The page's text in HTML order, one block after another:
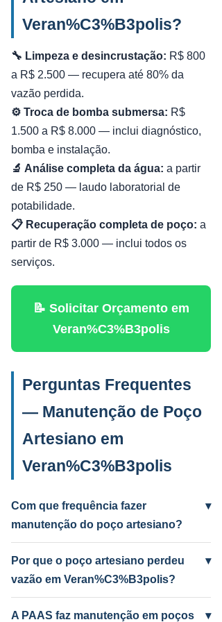
Veran%C3%B3polis?
🔧 Limpeza e desincrustação: R$ 800
a R$ 2.500 — recupera até 80% da
vazão perdida.
⚙️ Troca de bomba submersa: R$
1.500 a R$ 8.000 — inclui diagnóstico,
bomba e instalação.
🔬 Análise completa da água: a partir
de R$ 250 — laudo laboratorial de
potabilidade.
📋 Recuperação completa de poço: a
partir de R$ 3.000 — inclui todos os
serviços.
📝 Solicitar Orçamento em
Veran%C3%B3polis
Perguntas Frequentes
— Manutenção de Poço
Artesiano em
Veran%C3%B3polis
Com que frequência fazer
manutenção do poço artesiano?
▾
Anual para uso intenso (agrícola/industrial)
e a cada 2 anos para uso residencial.
Poços antigos podem precisar mais
frequentemente.
Por que o poço artesiano perdeu
vazão em Veran%C3%B3polis?
▾
Causas mais comuns: incrustação por
ferro e manganês, colmatação do filtro,
A PAAS faz manutenção em poços
▾